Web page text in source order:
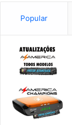
Popular